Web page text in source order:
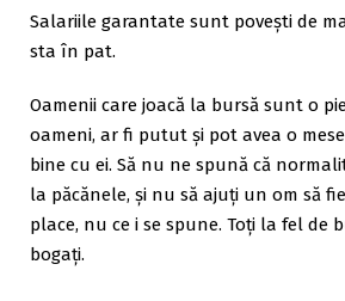
Salariile garantate sunt povești de
sta în pat.
Oamenii care joacă la bursă sunt o
oameni, ar fi putut și pot avea o
bine cu ei. Să nu ne spună că
la păcănele, și nu să ajuți un om să
place, nu ce i se spune. Toți la fel de
bogați.